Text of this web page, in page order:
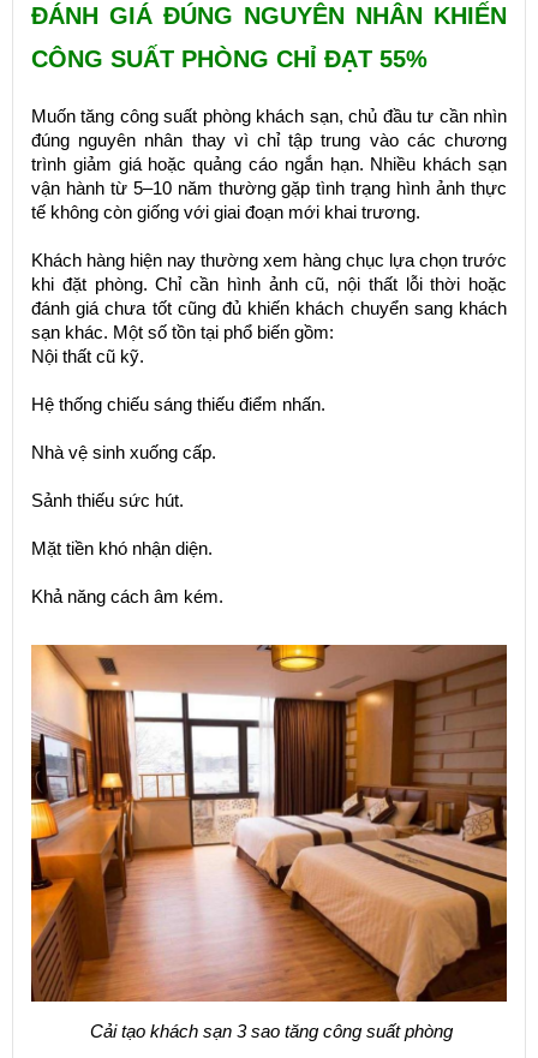
ĐÁNH GIÁ ĐÚNG NGUYÊN NHÂN KHIẾN
CÔNG SUẤT PHÒNG CHỈ ĐẠT 55%
Muốn tăng công suất phòng khách sạn, chủ đầu tư cần nhìn
đúng nguyên nhân thay vì chỉ tập trung vào các chương
trình giảm giá hoặc quảng cáo ngắn hạn. Nhiều khách sạn
vận hành từ 5–10 năm thường gặp tình trạng hình ảnh thực
tế không còn giống với giai đoạn mới khai trương.
Khách hàng hiện nay thường xem hàng chục lựa chọn trước
khi đặt phòng. Chỉ cần hình ảnh cũ, nội thất lỗi thời hoặc
đánh giá chưa tốt cũng đủ khiến khách chuyển sang khách
sạn khác. Một số tồn tại phổ biến gồm:
Nội thất cũ kỹ.
Hệ thống chiếu sáng thiếu điểm nhấn.
Nhà vệ sinh xuống cấp.
Sảnh thiếu sức hút.
Mặt tiền khó nhận diện.
Khả năng cách âm kém.
Cải tạo khách sạn 3 sao tăng công suất phòng